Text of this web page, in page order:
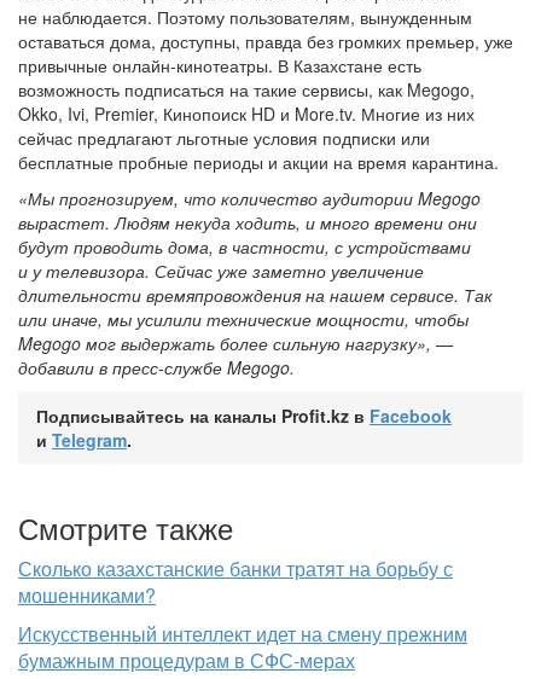
не наблюдается. Поэтому пользователям, вынужденным
оставаться дома, доступны, правда без громких премьер, уже
привычные онлайн-кинотеатры. В Казахстане есть
возможность подписаться на такие сервисы, как Megogo,
Okko, Ivi, Premier, Кинопоиск HD и More.tv. Многие из них
сейчас предлагают льготные условия подписки или
бесплатные пробные периоды и акции на время карантина.
«Мы прогнозируем, что количество аудитории Megogo
вырастет. Людям некуда ходить, и много времени они
будут проводить дома, в частности, с устройствами
и у телевизора. Сейчас уже заметно увеличение
длительности времяпровождения на нашем сервисе. Так
или иначе, мы усилили технические мощности, чтобы
Megogo мог выдержать более сильную нагрузку», —
добавили в пресс-службе Megogo.
Подписывайтесь на каналы Profit.kz в Facebook
и Telegram.
Смотрите также
Сколько казахстанские банки тратят на борьбу с
мошенниками?
Искусственный интеллект идет на смену прежним
бумажным процедурам в СФС-мерах